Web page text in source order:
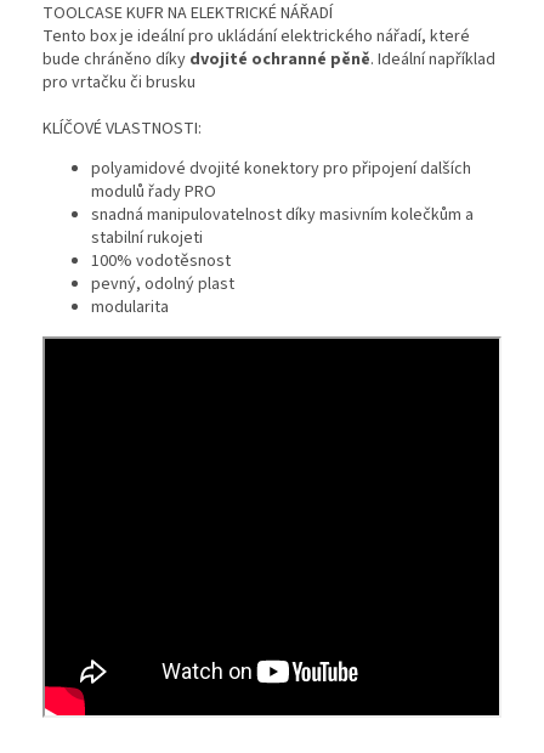
TOOLCASE KUFR NA ELEKTRICKÉ NÁŘADÍ
Tento box je ideální pro ukládání elektrického nářadí, které
bude chráněno díky dvojité ochranné pěně. Ideální například
pro vrtačku či brusku
KLÍČOVÉ VLASTNOSTI:
polyamidové dvojité konektory pro připojení dalších
modulů řady PRO
snadná manipulovatelnost díky masivním kolečkům a
stabilní rukojeti
100% vodotěsnost
pevný, odolný plast
modularita